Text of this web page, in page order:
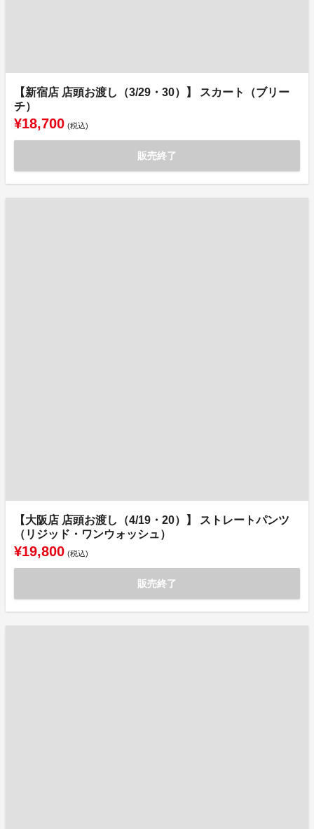
【新宿店 店頭お渡し（3/29・30）】 スカート（ブリー
チ）
¥18,700 (税込)
販売終了
【大阪店 店頭お渡し（4/19・20）】 ストレートパンツ
（リジッド・ワンウォッシュ）
¥19,800 (税込)
販売終了